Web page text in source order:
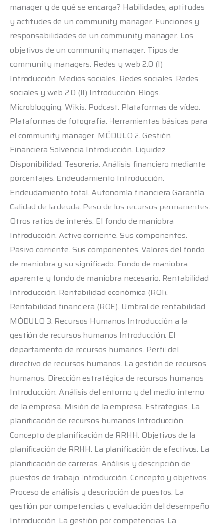
manager y de qué se encarga? Habilidades, aptitudes
y actitudes de un community manager. Funciones y
responsabilidades de un community manager. Los
objetivos de un community manager. Tipos de
community managers. Redes y web 2.0 (I)
Introducción. Medios sociales. Redes sociales. Redes
sociales y web 2.0 (II) Introducción. Blogs.
Microblogging. Wikis. Podcast. Plataformas de vídeo.
Plataformas de fotografía. Herramientas básicas para
el community manager. MÓDULO 2. Gestión
Financiera Solvencia Introducción. Liquidez.
Disponibilidad. Tesorería. Análisis financiero mediante
porcentajes. Endeudamiento Introducción.
Endeudamiento total. Autonomía financiera Garantía.
Calidad de la deuda. Peso de los recursos permanentes.
Otros ratios de interés. El fondo de maniobra
Introducción. Activo corriente. Sus componentes.
Pasivo corriente. Sus componentes. Valores del fondo
de maniobra y su significado. Fondo de maniobra
aparente y fondo de maniobra necesario. Rentabilidad
Introducción. Rentabilidad económica (ROI).
Rentabilidad financiera (ROE). Umbral de rentabilidad
MÓDULO 3. Recursos Humanos Introducción a la
gestión de recursos humanos Introducción. El
departamento de recursos humanos. Perfil del
directivo de recursos humanos. La gestión de recursos
humanos. Dirección estratégica de recursos humanos
Introducción. Análisis del entorno y del medio interno
de la empresa. Misión de la empresa. Estrategias. La
planificación de recursos humanos Introducción.
Concepto de planificación de RRHH. Objetivos de la
planificación de RRHH. La planificación de efectivos. La
planificación de carreras. Análisis y descripción de
puestos de trabajo Introducción. Concepto y objetivos.
Proceso de análisis y descripción de puestos. La
gestión por competencias y evaluación del desempeño
Introducción. La gestión por competencias. La